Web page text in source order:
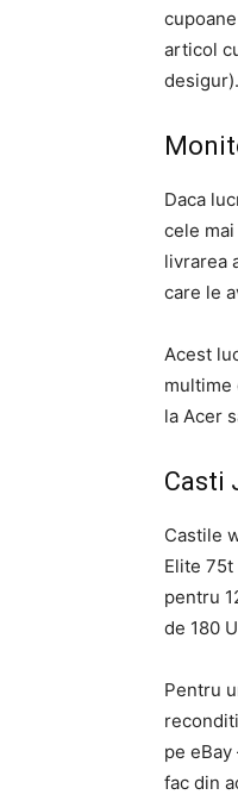
articol
desigur).
Daca
cele
livrarea
care le
Acest
multime
la Acer
Casti
Castile
Elite
pentru
de 180
Pentru
pe
fac din